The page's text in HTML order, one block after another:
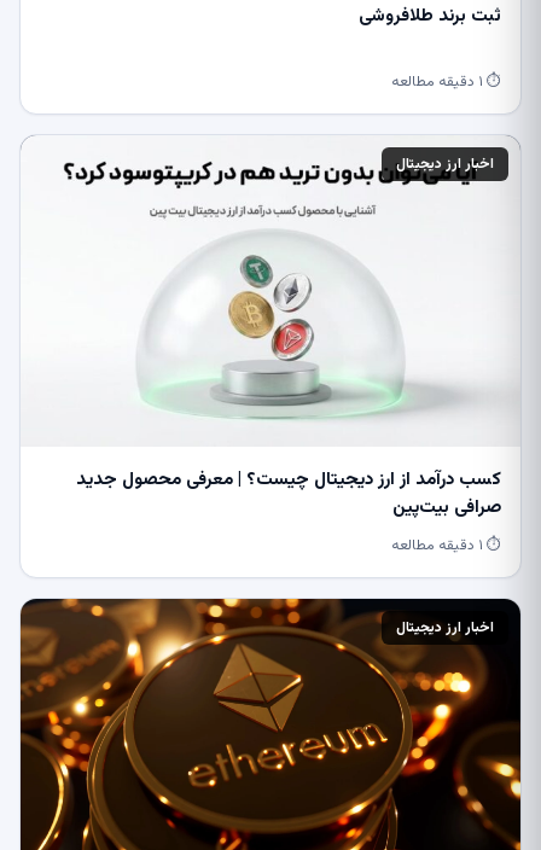
ثبت برند طلافروشی
⏱ ۱ دقیقه مطالعه
اخبار ارز دیجیتال
کسب درآمد از ارز دیجیتال چیست؟ | معرفی محصول جدید
صرافی بیت‌پین
⏱ ۱ دقیقه مطالعه
اخبار ارز دیجیتال